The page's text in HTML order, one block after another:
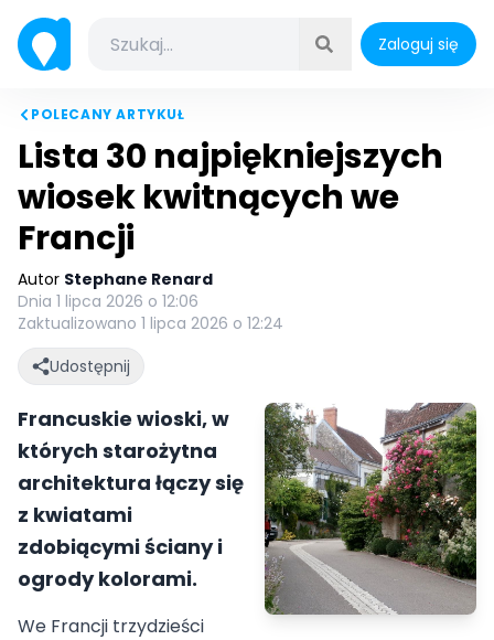
Zaloguj się
POLECANY ARTYKUŁ
Lista 30 najpiękniejszych
wiosek kwitnących we
Francji
Autor Stephane Renard
Dnia 1 lipca 2026 o 12:06
Zaktualizowano 1 lipca 2026 o 12:24
Udostępnij
Francuskie wioski, w
których starożytna
architektura łączy się
z kwiatami
zdobiącymi ściany i
ogrody kolorami.
We Francji trzydzieści